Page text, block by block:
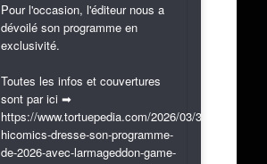
Pour l'occasion, l'éditeur nous a
dévoilé son programme en
exclusivité.
Toutes les infos et couvertures
sont par ici ➡
https://www.tortuepedia.com/2026/03/31/exclusif-
hicomics-dresse-son-programme-
de-2026-avec-larmageddon-game-